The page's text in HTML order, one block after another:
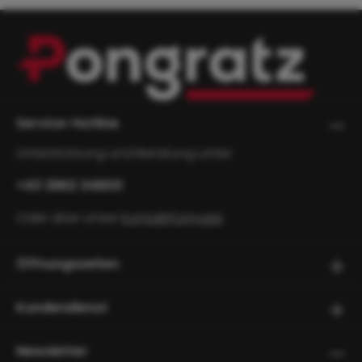
Service-Hotline
+43 3862 34800
Kontaktformular
Öffnungszeiten
Kundendienst
Newsletter